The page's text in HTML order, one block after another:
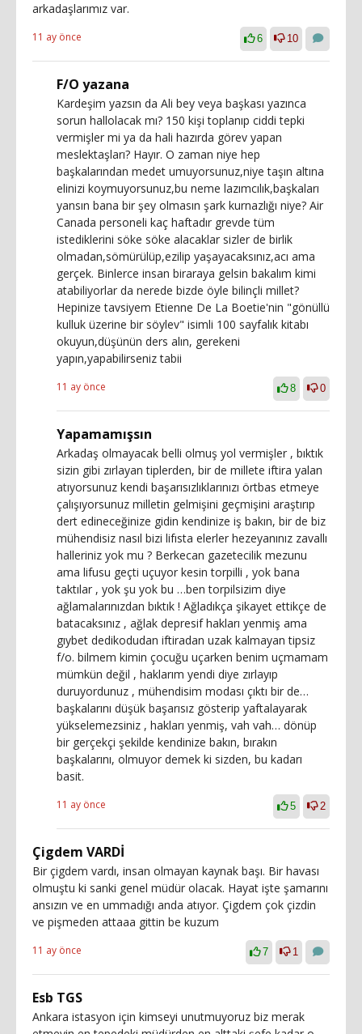
arkadaşlarımız var.
11 ay önce 6 10
F/O yazana
Kardeşim yazsın da Ali bey veya başkası yazınca
sorun hallolacak mı? 150 kişi toplanıp ciddi tepki
vermişler mi ya da hali hazırda görev yapan
meslektaşları? Hayır. O zaman niye hep
başkalarından medet umuyorsunuz,niye taşın altına
elinizi koymuyorsunuz,bu neme lazımcılık,başkaları
yansın bana bir şey olmasın şark kurnazlığı niye? Air
Canada personeli kaç haftadır grevde tüm
istediklerini söke söke alacaklar sizler de birlik
olmadan,sömürülüp,ezilip yaşayacaksınız,acı ama
gerçek. Binlerce insan biraraya gelsin bakalım kimi
atabiliyorlar da nerede bizde öyle bilinçli millet?
Hepinize tavsiyem Etienne De La Boetie'nin "gönüllü
kulluk üzerine bir söylev" isimli 100 sayfalık kitabı
okuyun,düşünün ders alın, gerekeni
yapın,yapabilirseniz tabii
11 ay önce 8 0
Yapamamışsın
Arkadaş olmayacak belli olmuş yol vermişler , bıktık
sizin gibi zırlayan tiplerden, bir de millete iftira yalan
atıyorsunuz kendi başarısızlıklarınızı örtbas etmeye
çalışıyorsunuz milletin gelmişini geçmişini araştırıp
dert edineceğinize gidin kendinize iş bakın, bir de biz
mühendisiz nasıl bizi lifısta elerler hezeyanınız zavallı
halleriniz yok mu ? Berkecan gazetecilik mezunu
ama lifusu geçti uçuyor kesin torpilli , yok bana
taktılar , yok şu yok bu …ben torpilsizim diye
ağlamalarınızdan bıktık ! Ağladıkça şikayet ettikçe de
batacaksınız , ağlak depresif hakları yenmiş ama
gıybet dedikodudan iftiradan uzak kalmayan tipsiz
f/o. bilmem kimin çocuğu uçarken benim uçmamam
mümkün değil , haklarım yendi diye zırlayıp
duruyordunuz , mühendisim modası çıktı bir de…
başkalarını düşük başarısız gösterip yaftalayarak
yükselemezsiniz , hakları yenmiş, vah vah… dönüp
bir gerçekçi şekilde kendinize bakın, bırakın
başkalarını, olmuyor demek ki sizden, bu kadarı
basit.
11 ay önce 5 2
Çigdem VARDİ
Bir çigdem vardı, insan olmayan kaynak başı. Bir havası
olmuştu ki sanki genel müdür olacak. Hayat işte şamarını
ansızın ve en ummadığı anda atıyor. Çigdem çok çizdin
ve pişmeden attaaa gittin be kuzum
11 ay önce 7 1
Esb TGS
Ankara istasyon için kimseyi unutmuyoruz biz merak